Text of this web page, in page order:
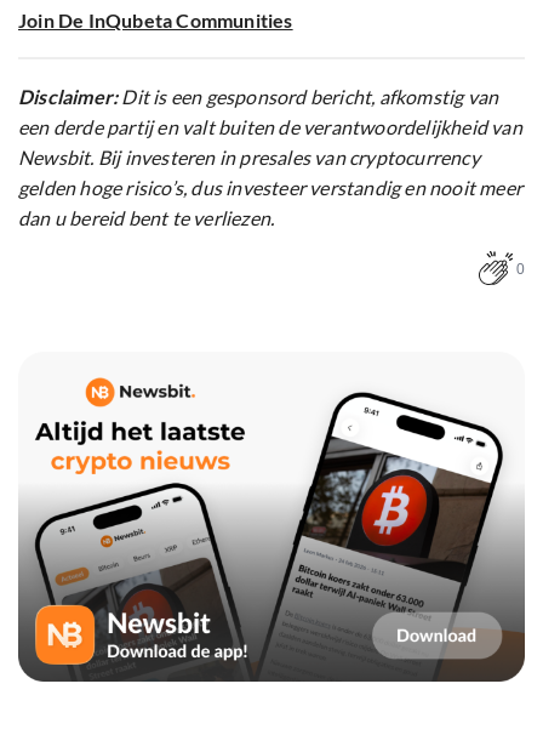
Join De InQubeta Communities
Disclaimer:Dit is een gesponsord bericht, afkomstig van
een derde partij en valt buiten de verantwoordelijkheid van
Newsbit. Bij investeren in presales van cryptocurrency
gelden hoge risico’s, dus investeer verstandig en nooit meer
dan u bereid bent te verliezen.
0